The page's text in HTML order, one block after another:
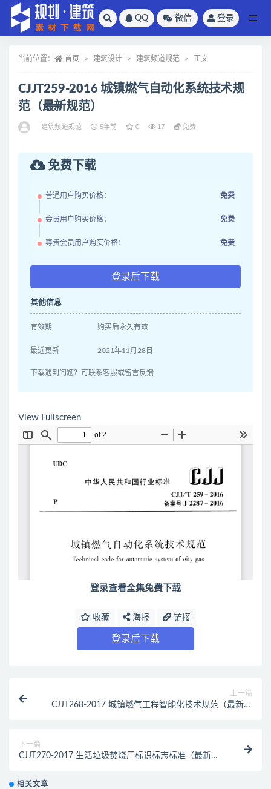
QQ 微信 登录
当前位置： 首页 建筑设计 建筑频道规范 正文
CJJT259-2016 城镇燃气自动化系统技术规
范（最新规范）
建筑频道规范 5年前 0 17 免费
免费下载
普通用户购买价格： 免费
会员用户购买价格： 免费
尊贵会员用户购买价格： 免费
登录后下载
其他信息
有效期 购买后永久有效
最近更新 2021年11月28日
下载遇到问题？可联系客服或留言反馈
View Fullscreen
登录查看全集免费下载
收藏 海报 链接
登录后下载
上一篇
CJJT268-2017 城镇燃气工程智能化技术规范（最新规
下一篇
CJJT270-2017 生活垃圾焚烧厂标识标志标准（最新规
相关文章
全部